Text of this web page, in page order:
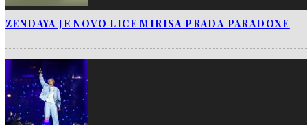
ZENDAYA JE NOVO LICE MIRISA PRADA PARADOXE